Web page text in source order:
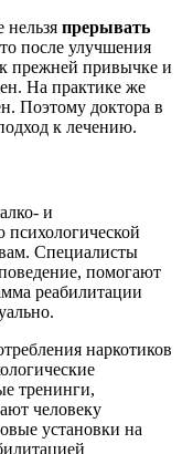
нельзя прерывать
после улучшения
к прежней привычке и
На практике же
Поэтому доктора в
к лечению.
и
психологической
Специалисты
помогают
реабилитации
наркотиков
тренинги,
человеку
установки на